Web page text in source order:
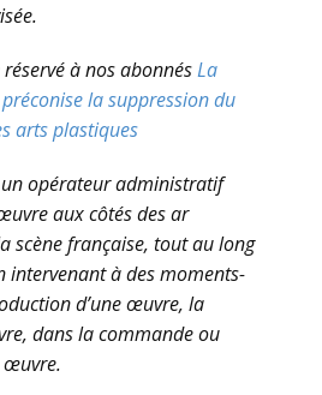
à nos abonnésLa
la suppression du
arts plastiques
un opérateur administratif
aux côtés des ar
scène française, tout au long
intervenant à des moments-
d’une œuvre, la
dans la commande ou
œuvre.